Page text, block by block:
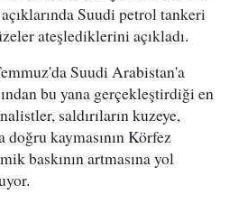
Suudi petrol tankeri
ateşlediklerini açıkladı.
Suudi Arabistan'a
bu yana gerçekleştirdiği en
saldırıların kuzeye,
doğru kaymasının Körfez
baskının artmasına yol